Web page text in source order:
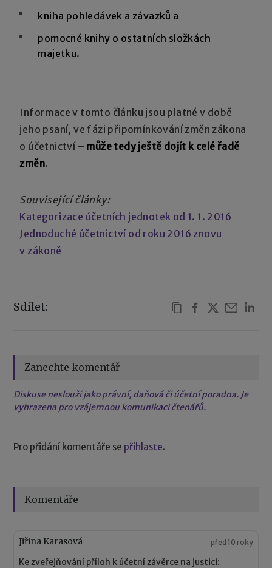
kniha pohledávek a závazků a
pomocné knihy o ostatních složkách
majetku.
Informace v tomto článku jsou platné v době
jeho psaní, ve fázi připomínkování změn zákona
o účetnictví – může tedy ještě dojít k celé řadě
změn.
Související články:
Kategorizace účetních jednotek od 1. 1. 2016
Jednoduché účetnictví od roku 2016 znovu
v zákoně
Sdílet:
Zanechte komentář
Diskuse neslouží jako právní, daňová či účetní poradna. Je
vyhrazena pro vzájemnou komunikaci čtenářů.
Pro přidání komentáře se přihlaste.
Komentáře
Jiřina Karasová před 10 roky
Ke zveřejňování příloh k účetní závěrce na justici: